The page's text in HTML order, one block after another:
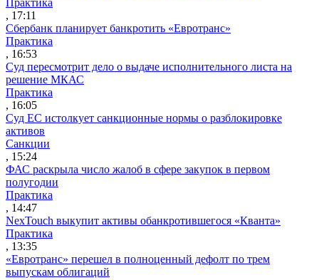
, 17:11
Сбербанк планирует банкротить «Евротранс»
Практика
, 16:53
Суд пересмотрит дело о выдаче исполнительного листа на
решение МКАС
Практика
, 16:05
Суд ЕС истолкует санкционные нормы о разблокировке
активов
Санкции
, 15:24
ФАС раскрыла число жалоб в сфере закупок в первом
полугодии
Практика
, 14:47
NexTouch выкупит активы обанкротившегося «Кванта»
Практика
, 13:35
«Евротранс» перешел в полноценный дефолт по трем
выпускам облигаций